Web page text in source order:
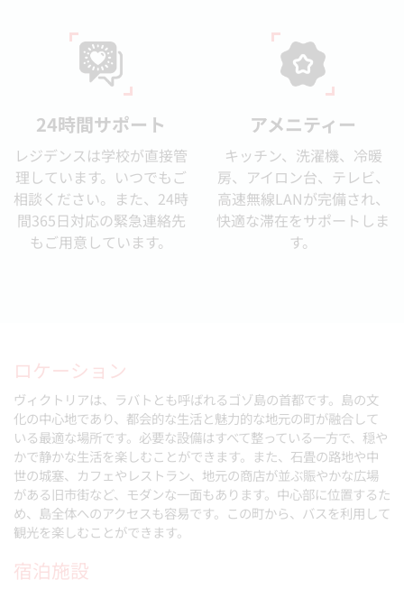
24時間サポート
レジデンスは学校が直接管
理しています。いつでもご
相談ください。また、24時
間365日対応の緊急連絡先
もご用意しています。
アメニティー
キッチン、洗濯機、冷暖
房、アイロン台、テレビ、
高速無線LANが完備され、
快適な滞在をサポートしま
す。
ロケーション
ヴィクトリアは、ラバトとも呼ばれるゴゾ島の首都です。島の文
化の中心地であり、都会的な生活と魅力的な地元の町が融合して
いる最適な場所です。必要な設備はすべて整っている一方で、穏や
かで静かな生活を楽しむことができます。また、石畳の路地や中
世の城塞、カフェやレストラン、地元の商店が並ぶ賑やかな広場
がある旧市街など、モダンな一面もあります。中心部に位置するた
め、島全体へのアクセスも容易です。この町から、バスを利用して
観光を楽しむことができます。
宿泊施設